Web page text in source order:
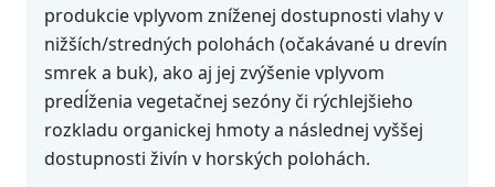
produkcie vplyvom zníženej dostupnosti vlahy v
nižších/stredných polohách (očakávané u drevín
smrek a buk), ako aj jej zvýšenie vplyvom
predĺženia vegetačnej sezóny či rýchlejšieho
rozkladu organickej hmoty a následnej vyššej
dostupnosti živín v horských polohách.